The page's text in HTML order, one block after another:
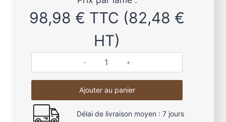
98,98 € TTC (82,48 €
HT)
q
u
a
t
Ajouter au panier
Délai de livraison moyen : 7 jours